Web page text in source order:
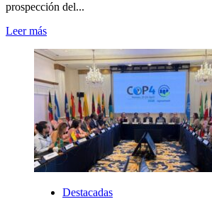
prospección del...
Leer más
Destacadas